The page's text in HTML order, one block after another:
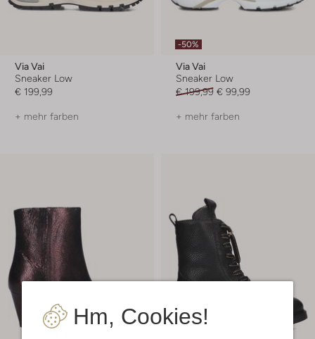
Hm, Cookies!
Via Vai
Sneaker Low
€ 199,99
+ mehr farben
-50%
Via Vai
Sneaker Low
€ 199,99 € 99,99
+ mehr farben